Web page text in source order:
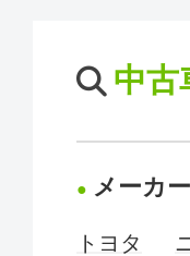
中古
メーカ
トヨタ